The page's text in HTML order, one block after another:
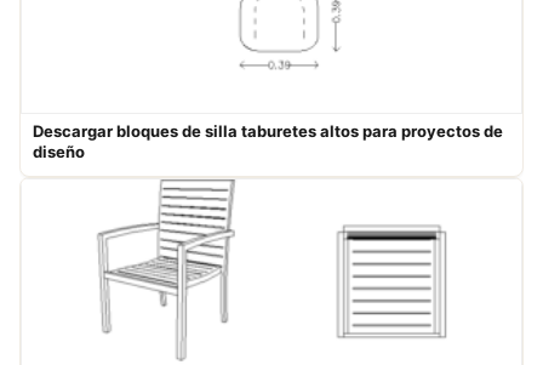
Descargar bloques de silla taburetes altos para proyectos de
diseño